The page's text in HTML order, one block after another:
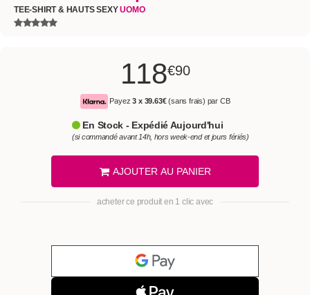
TEE-SHIRT & HAUTS SEXYUOMO
118€90
Payez3 x 39.63€(sans frais) par CB
En Stock - Expédié Aujourd'hui
(si commandé avant 14h, hors week-end et jours fériés)
AJOUTER AU PANIER
acheter ce produit en 1 clic avec